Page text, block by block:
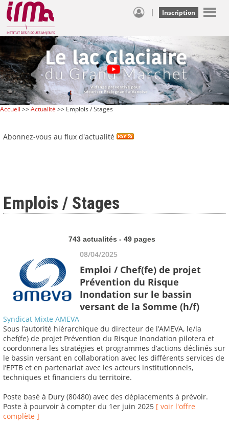
| Inscription
Accueil >>Actualité >> Emplois / Stages
Abonnez-vous au flux d'actualité
Emplois / Stages
743 actualités - 49 pages
08/04/2025
Emploi / Chef(fe) de projet
Prévention du Risque
Inondation sur le bassin
versant de la Somme (h/f)
Syndicat Mixte AMEVA
Sous l’autorité hiérarchique du directeur de l’AMEVA, le/la
chef(fe) de projet Prévention du Risque Inondation pilotera et
coordonnera les stratégies et programmes d’actions déclinés sur
le bassin versant en collaboration avec les différents services de
l’EPTB et en partenariat avec les acteurs institutionnels,
techniques et financiers du territoire.
Poste basé à Dury (80480) avec des déplacements à prévoir.
Poste à pourvoir à compter du 1er juin 2025 [ voir l'offre
complète ]